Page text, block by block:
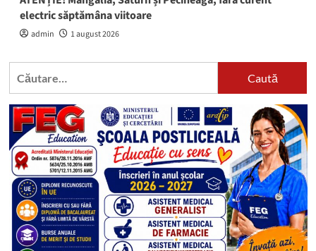
electric săptămâna viitoare
admin 1 august 2026
Caută